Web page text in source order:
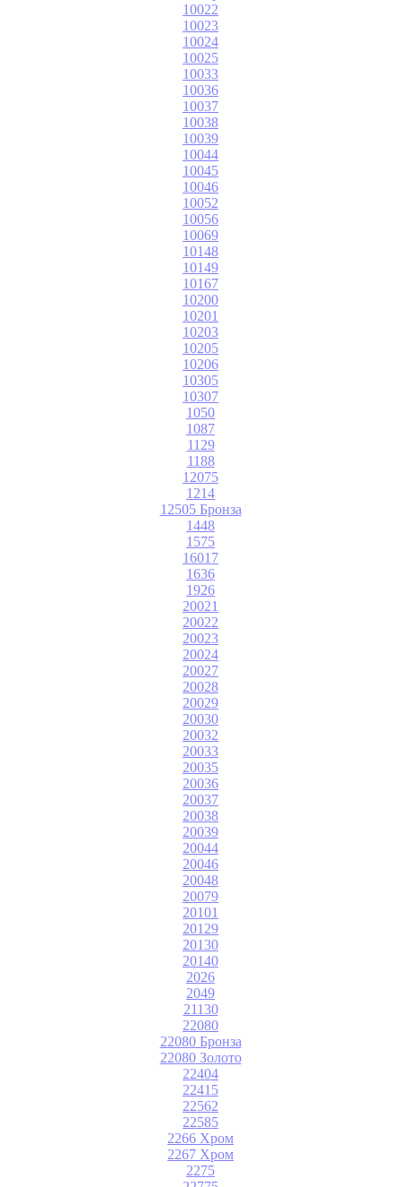
10022
10023
10024
10025
10033
10036
10037
10038
10039
10044
10045
10046
10052
10056
10069
10148
10149
10167
10200
10201
10203
10205
10206
10305
10307
1050
1087
1129
1188
12075
1214
12505 Бронза
1448
1575
16017
1636
1926
20021
20022
20023
20024
20027
20028
20029
20030
20032
20033
20035
20036
20037
20038
20039
20044
20046
20048
20079
20101
20129
20130
20140
2026
2049
21130
22080
22080 Бронза
22080 Золото
22404
22415
22562
22585
2266 Хром
2267 Хром
2275